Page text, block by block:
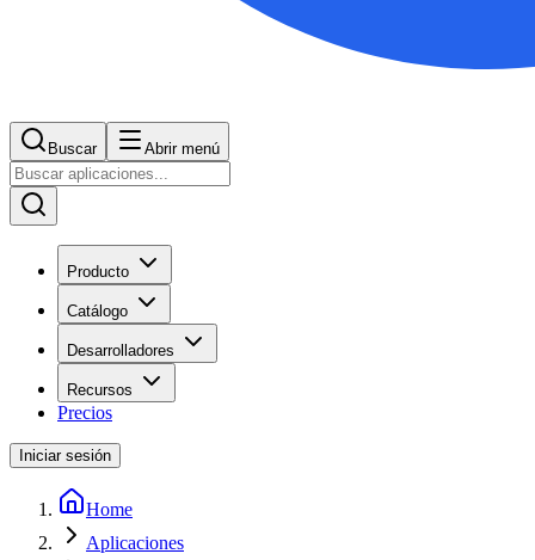
Buscar Abrir menú
Producto
Catálogo
Desarrolladores
Recursos
Precios
Iniciar sesión
Home
Aplicaciones